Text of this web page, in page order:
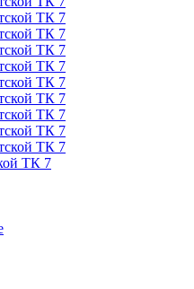
ТК 7